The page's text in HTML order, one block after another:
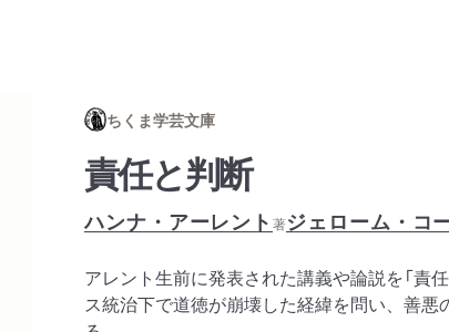
ちくま学芸文庫
責任と判断
ハンナ・アーレント著ジェローム・コ
アレント生前に発表された講義や論説を「責任
ス統治下で道徳が崩壊した経緯を問い、善悪